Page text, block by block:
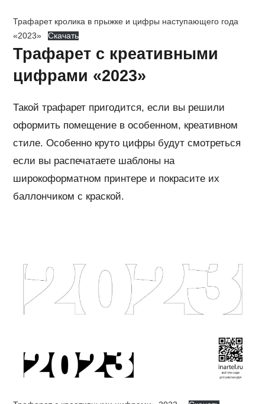
Трафарет кролика в прыжке и цифры наступающего года
«2023»
Скачать
Трафарет с креативными
цифрами «2023»
Такой трафарет пригодится, если вы решили
оформить помещение в особенном, креативном
стиле. Особенно круто цифры будут смотреться
если вы распечатаете шаблоны на
широкоформатном принтере и покрасите их
баллончиком с краской.